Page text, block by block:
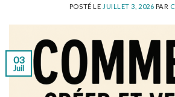
POSTÉ LE JUILLET 3, 2026 PAR
03
Juil